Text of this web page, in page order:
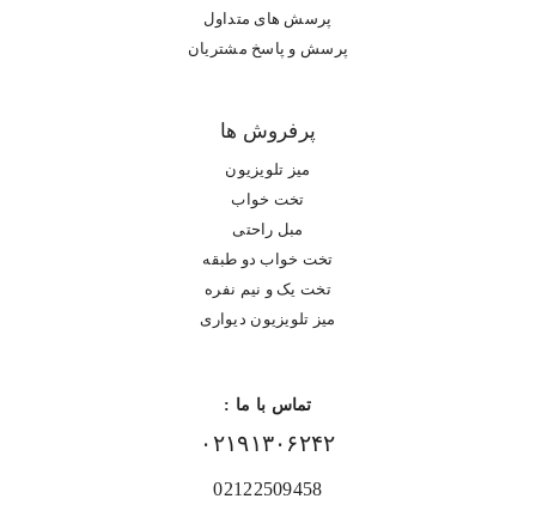
پرسش های متداول
پرسش و پاسخ مشتریان
پرفروش ها
میز تلویزیون
تخت خواب
مبل راحتی
تخت خواب دو طبقه
تخت یک و نیم نفره
میز تلویزیون دیواری
تماس با ما :
۰۲۱۹۱۳۰۶۲۴۲
02122509458